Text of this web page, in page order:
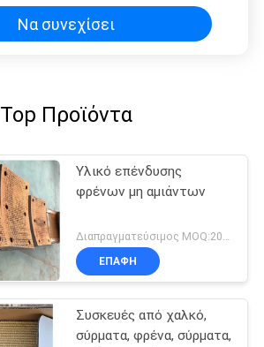
Να συνεχίσει
Top Προϊόντα
Υλικό επένδυσης
φρένων μη αμιάντων
Διαπραγματεύσιμος MOQ:200 PC
ΕΠΑΦΉ
Συσκευές από χαλκό,
σύρματα, φρένα, σύρματα,